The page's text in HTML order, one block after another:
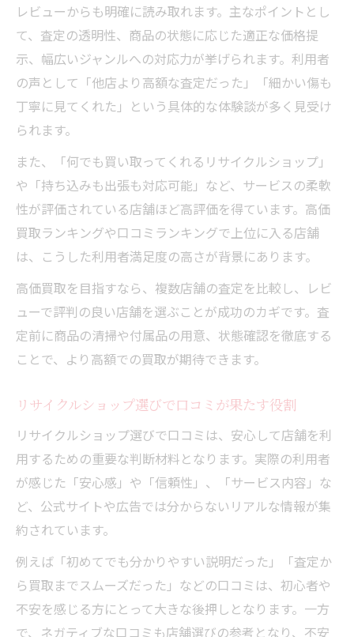
レビューからも明確に読み取れます。主なポイントとし
て、査定の透明性、商品の状態に応じた適正な価格提
示、幅広いジャンルへの対応力が挙げられます。利用者
の声として「他店より高額な査定だった」「細かい傷も
丁寧に見てくれた」という具体的な体験談が多く見受け
られます。
また、「何でも買い取ってくれるリサイクルショップ」
や「持ち込みも出張も対応可能」など、サービスの柔軟
性が評価されている店舗ほど高評価を得ています。高価
買取ランキングや口コミランキングで上位に入る店舗
は、こうした利用者満足度の高さが背景にあります。
高価買取を目指すなら、複数店舗の査定を比較し、レビ
ューで評判の良い店舗を選ぶことが成功のカギです。査
定前に商品の清掃や付属品の用意、状態確認を徹底する
ことで、より高額での買取が期待できます。
リサイクルショップ選びで口コミが果たす役割
リサイクルショップ選びで口コミは、安心して店舗を利
用するための重要な判断材料となります。実際の利用者
が感じた「安心感」や「信頼性」、「サービス内容」な
ど、公式サイトや広告では分からないリアルな情報が集
約されています。
例えば「初めてでも分かりやすい説明だった」「査定か
ら買取までスムーズだった」などの口コミは、初心者や
不安を感じる方にとって大きな後押しとなります。一方
で、ネガティブな口コミも店舗選びの参考となり、不安